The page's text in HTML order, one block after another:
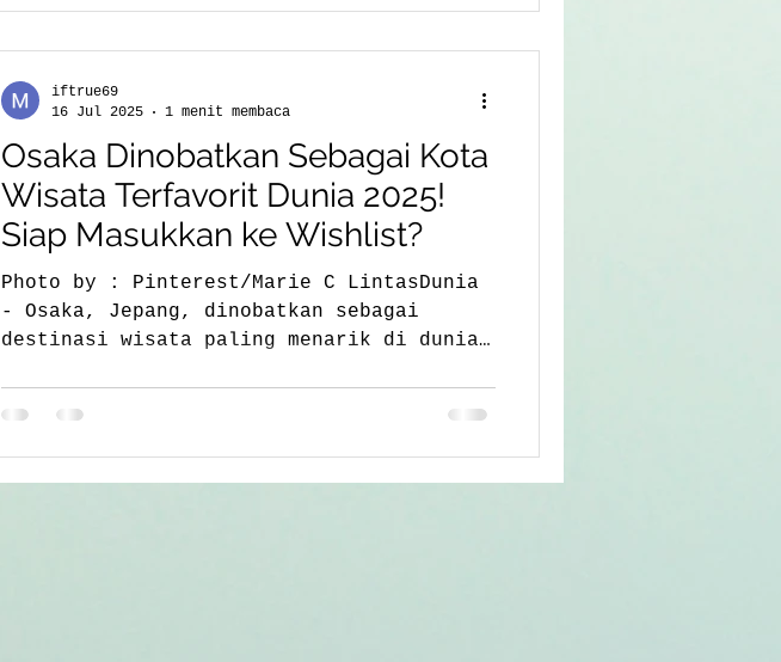
Osaka Dinobatkan Sebagai Kota
Wisata Terfavorit Dunia 2025!
Siap Masukkan ke Wishlist?
Photo by : Pinterest/Marie C LintasDunia
- Osaka, Jepang, dinobatkan sebagai
destinasi wisata paling menarik di dunia
iftrue69
16 Jul 2025
1 menit membaca